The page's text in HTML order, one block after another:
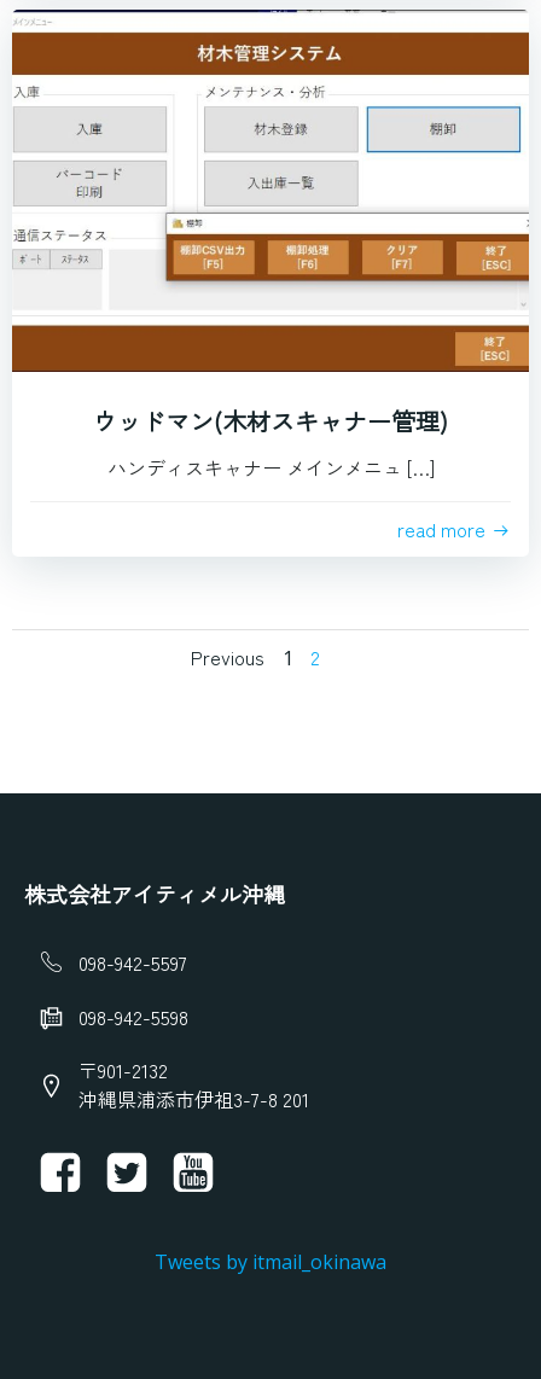
ウッドマン(木材スキャナー管理)
ハンディスキャナー メインメニュ […]
read more
Posts
Previous Posts
Page
1 Page
2
株式会社アイティメル沖縄
098-942-5597
098-942-5598
〒901-2132
沖縄県浦添市伊祖3-7-8 201
Tweets by itmail_okinawa